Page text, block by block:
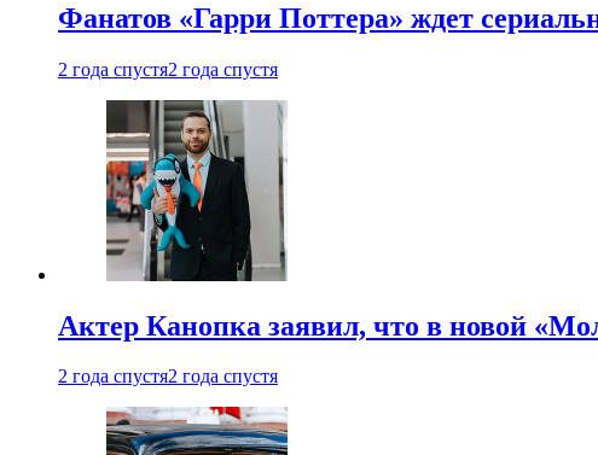
Фанатов «Гарри Поттера» ждет
2 года спустя2 года спустя
Актер Канопка заявил, что в новой
2 года спустя2 года спустя